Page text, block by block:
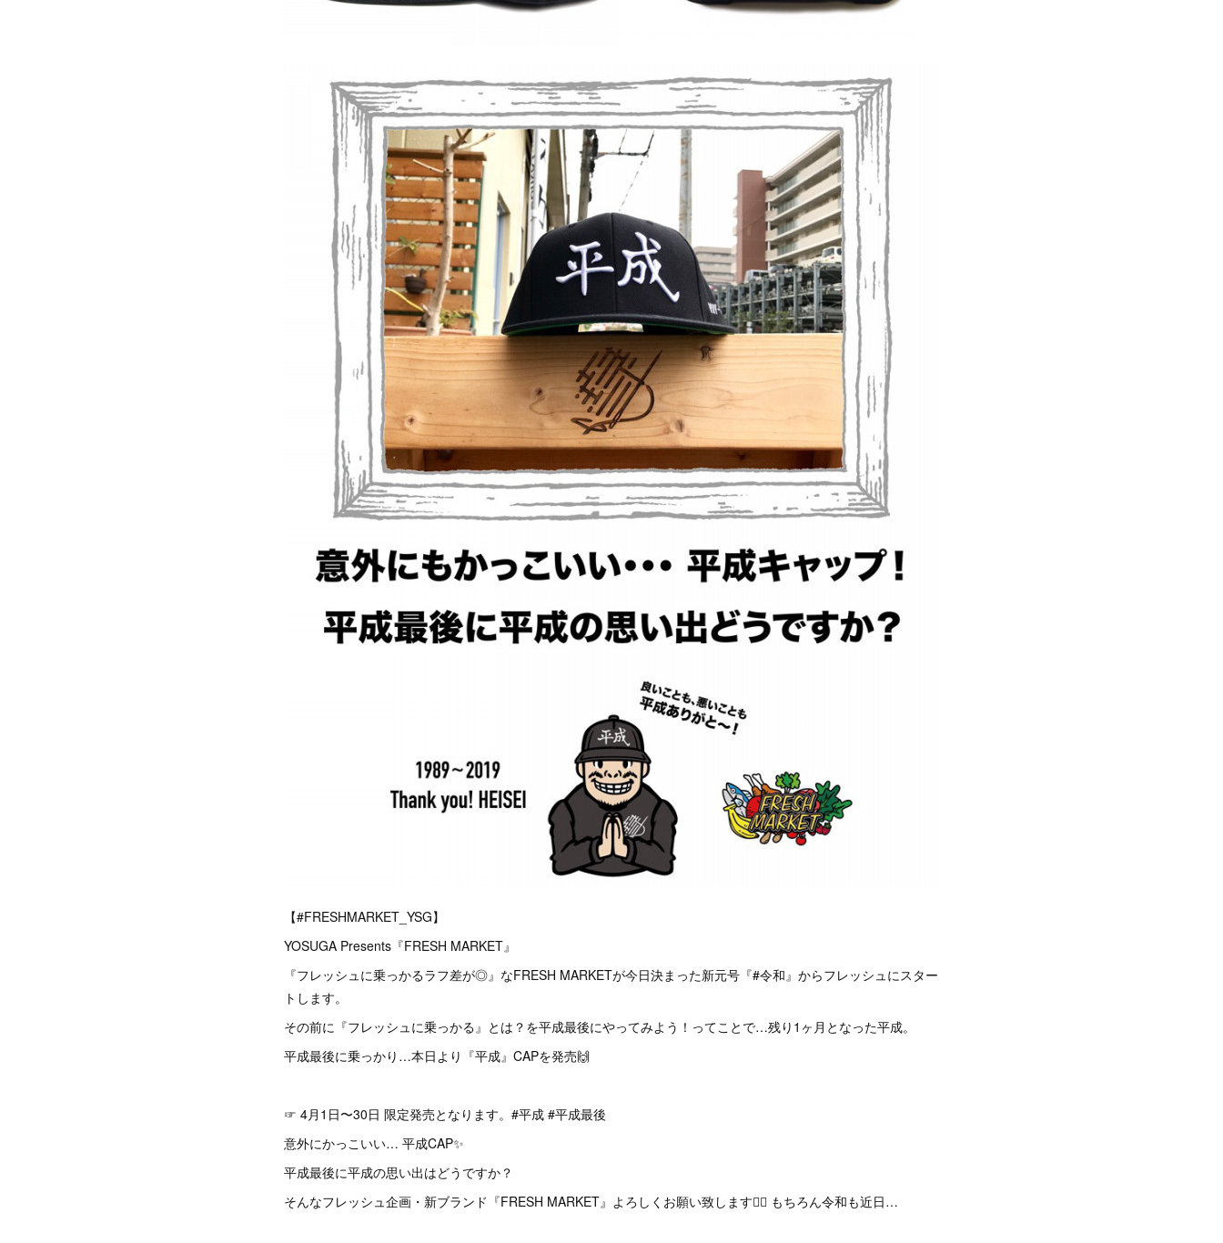
【#FRESHMARKET_YSG】
YOSUGA Presents『FRESH MARKET』
『フレッシュに乗っかるラフ差が◎』なFRESH MARKETが今日決まった新元号『#令和』からフレッシュにスター
トします。
その前に『フレッシュに乗っかる』とは？を平成最後にやってみよう！ってことで…残り1ヶ月となった平成。
平成最後に乗っかり…本日より‪『平成』CAPを発売🙌
☞ 4月1日〜30日 限定発売となります。#平成 #平成最後
意外にかっこいい… 平成CAP✨
平成最後に平成の思い出はどうですか？
そんなフレッシュ企画・新ブランド『FRESH MARKET』よろしくお願い致します🙇‍♂️ もちろん令和も近日…